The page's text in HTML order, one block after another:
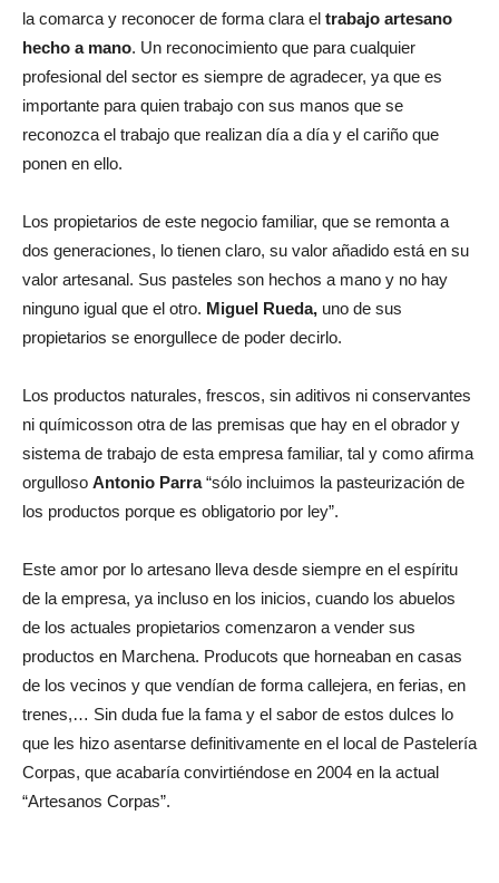
la comarca y reconocer de forma clara el trabajo artesano
hecho a mano. Un reconocimiento que para cualquier
profesional del sector es siempre de agradecer, ya que es
importante para quien trabajo con sus manos que se
reconozca el trabajo que realizan día a día y el cariño que
ponen en ello.
Los propietarios de este negocio familiar, que se remonta a
dos generaciones, lo tienen claro, su valor añadido está en su
valor artesanal. Sus pasteles son hechos a mano y no hay
ninguno igual que el otro. Miguel Rueda, uno de sus
propietarios se enorgullece de poder decirlo.
Los productos naturales, frescos, sin aditivos ni conservantes
ni químicosson otra de las premisas que hay en el obrador y
sistema de trabajo de esta empresa familiar, tal y como afirma
orgulloso Antonio Parra“sólo incluimos la pasteurización de
los productos porque es obligatorio por ley”.
Este amor por lo artesano lleva desde siempre en el espíritu
de la empresa, ya incluso en los inicios, cuando los abuelos
de los actuales propietarios comenzaron a vender sus
productos en Marchena. Producots que horneaban en casas
de los vecinos y que vendían de forma callejera, en ferias, en
trenes,… Sin duda fue la fama y el sabor de estos dulces lo
que les hizo asentarse definitivamente en el local de Pastelería
Corpas, que acabaría convirtiéndose en 2004 en la actual
“Artesanos Corpas”.